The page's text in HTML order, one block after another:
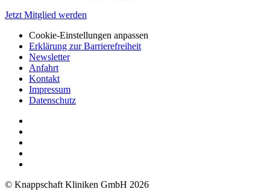
Jetzt Mitglied werden
Cookie-Einstellungen anpassen
Erklärung zur Barrierefreiheit
Newsletter
Anfahrt
Kontakt
Impressum
Datenschutz
© Knappschaft Kliniken GmbH 2026